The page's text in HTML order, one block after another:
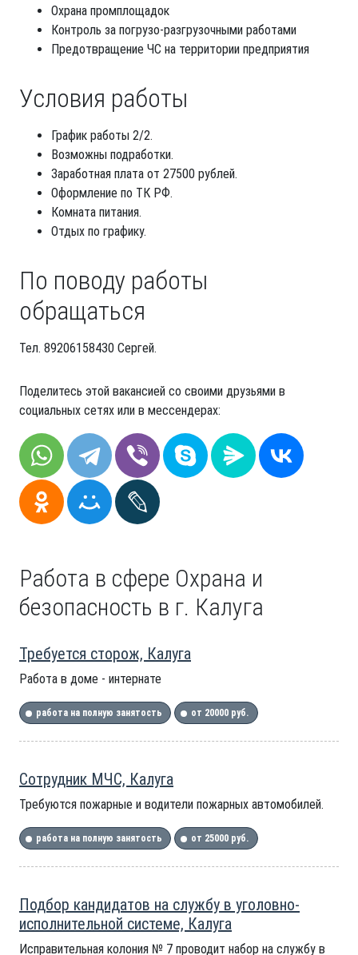
Охрана промплощадок
Контроль за погрузо-разгрузочными работами
Предотвращение ЧС на территории предприятия
Условия работы
График работы 2/2.
Возможны подработки.
Заработная плата от 27500 рублей.
Оформление по ТК РФ.
Комната питания.
Отдых по графику.
По поводу работы
обращаться
Тел. 89206158430 Сергей.
Поделитесь этой вакансией со своими друзьями в
социальных сетях или в мессендерах:
Работа в сфере Охрана и
безопасность в г. Калуга
Требуется сторож, Калуга
Работа в доме - интернате
работа на полную занятость от 20000 руб.
Сотрудник МЧС, Калуга
Требуются пожарные и водители пожарных автомобилей.
работа на полную занятость от 25000 руб.
Подбор кандидатов на службу в уголовно-
исполнительной системе, Калуга
Исправительная колония № 7 проводит набор на службу в